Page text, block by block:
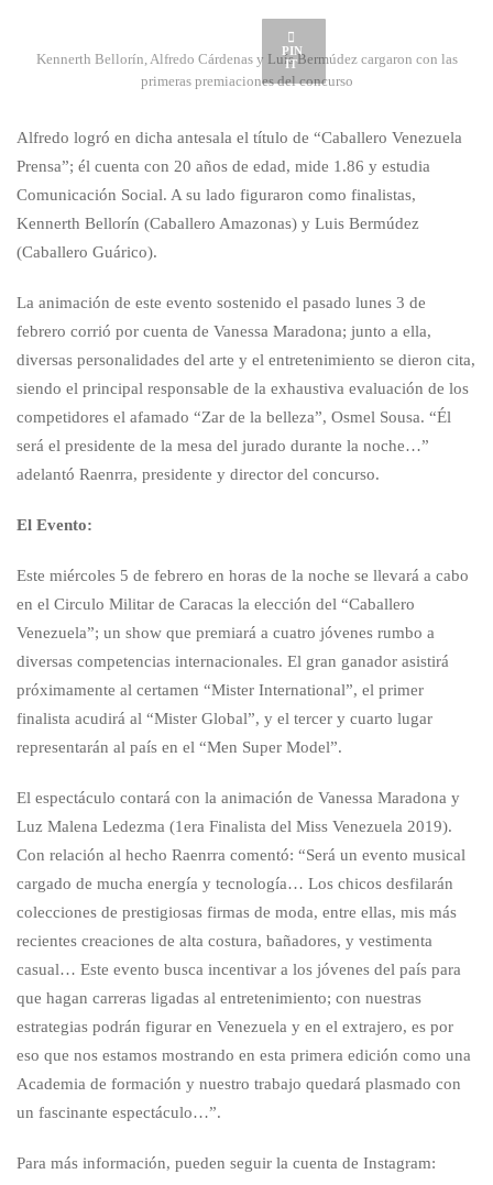
PIN
IT
Kennerth Bellorín, Alfredo Cárdenas y Luís Bermúdez cargaron con las
primeras premiaciones del concurso
Alfredo logró en dicha antesala el título de “Caballero Venezuela
Prensa”; él cuenta con 20 años de edad, mide 1.86 y estudia
Comunicación Social. A su lado figuraron como finalistas,
Kennerth Bellorín (Caballero Amazonas) y Luis Bermúdez
(Caballero Guárico).
La animación de este evento sostenido el pasado lunes 3 de
febrero corrió por cuenta de Vanessa Maradona; junto a ella,
diversas personalidades del arte y el entretenimiento se dieron cita,
siendo el principal responsable de la exhaustiva evaluación de los
competidores el afamado “Zar de la belleza”, Osmel Sousa. “Él
será el presidente de la mesa del jurado durante la noche…”
adelantó Raenrra, presidente y director del concurso.
El Evento:
Este miércoles 5 de febrero en horas de la noche se llevará a cabo
en el Circulo Militar de Caracas la elección del “Caballero
Venezuela”; un show que premiará a cuatro jóvenes rumbo a
diversas competencias internacionales. El gran ganador asistirá
próximamente al certamen “Mister International”, el primer
finalista acudirá al “Mister Global”, y el tercer y cuarto lugar
representarán al país en el “Men Super Model”.
El espectáculo contará con la animación de Vanessa Maradona y
Luz Malena Ledezma (1era Finalista del Miss Venezuela 2019).
Con relación al hecho Raenrra comentó: “Será un evento musical
cargado de mucha energía y tecnología… Los chicos desfilarán
colecciones de prestigiosas firmas de moda, entre ellas, mis más
recientes creaciones de alta costura, bañadores, y vestimenta
casual… Este evento busca incentivar a los jóvenes del país para
que hagan carreras ligadas al entretenimiento; con nuestras
estrategias podrán figurar en Venezuela y en el extrajero, es por
eso que nos estamos mostrando en esta primera edición como una
Academia de formación y nuestro trabajo quedará plasmado con
un fascinante espectáculo…”.
Para más información, pueden seguir la cuenta de Instagram: